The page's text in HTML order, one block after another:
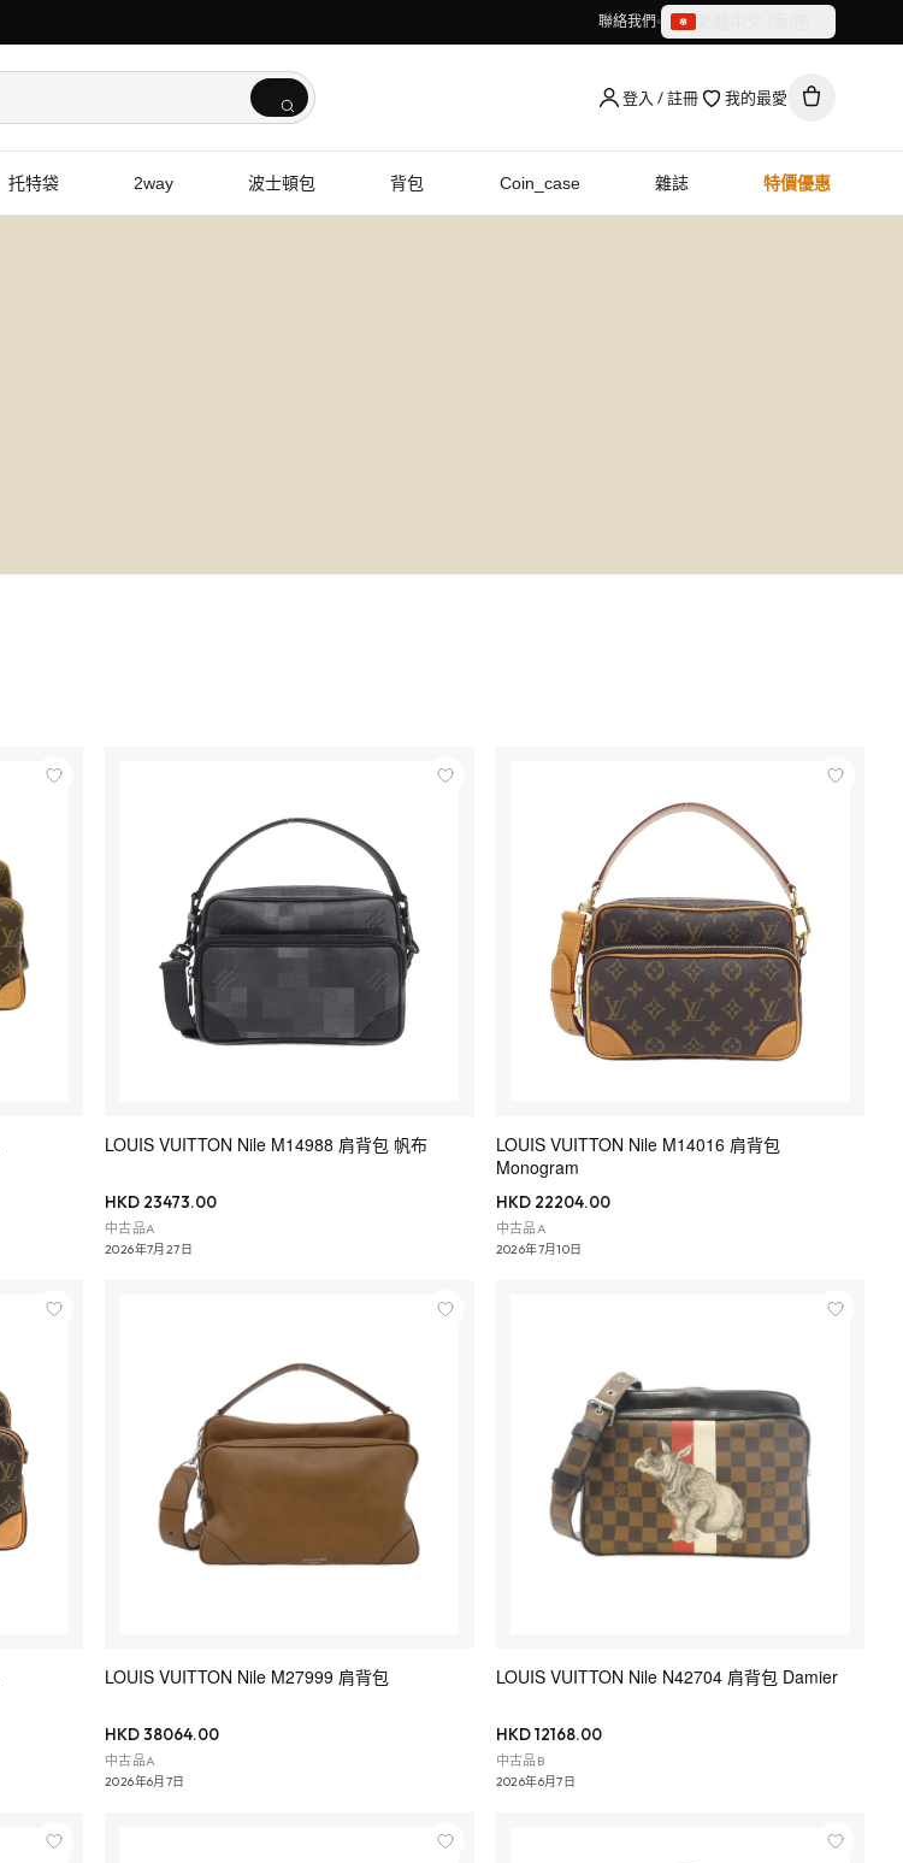
聯絡我們
繁體中文（香港）
登入 / 註冊 我的最愛
托特袋 2way 波士頓包 背包 Coin_case 雜誌 特價優惠
LOUIS VUITTON Nile M14988 肩背包 帆布
HKD 23473.00
中古品A
2026年7月27日
LOUIS VUITTON Nile M14016 肩背包
Monogram
HKD 22204.00
中古品A
2026年7月10日
LOUIS VUITTON Nile M27999 肩背包
HKD 38064.00
中古品A
2026年6月7日
LOUIS VUITTON Nile N42704 肩背包 Damier
HKD 12168.00
中古品B
2026年6月7日